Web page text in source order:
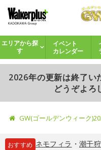
エリアから探
す
イベント
カレンダー
2026年の更新は終了い
どうぞよろ
GW(ゴールデンウィーク
おすすめ ネモフィラ ・ 潮干